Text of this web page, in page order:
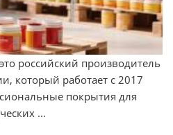
российский производитель
который работает с 2017
покрытия для
...